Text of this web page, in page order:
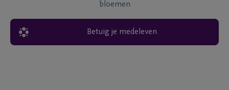
bloemen
Betuig je medeleven